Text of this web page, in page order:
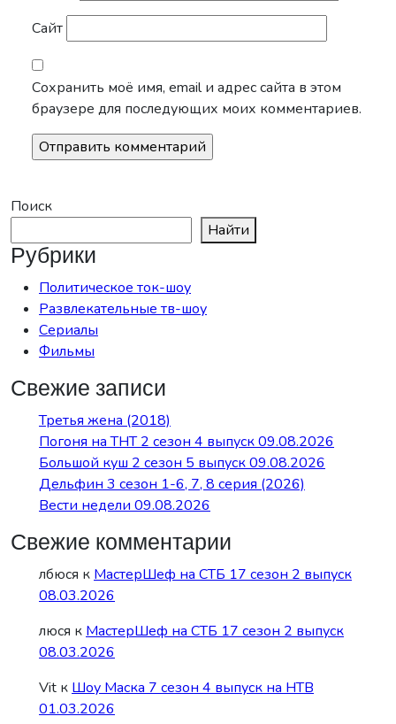
Сайт
Сохранить моё имя, email и адрес сайта в этом
браузере для последующих моих комментариев.
Поиск
Найти
Рубрики
Политическое ток-шоу
Развлекательные тв-шоу
Сериалы
Фильмы
Свежие записи
Третья жена (2018)
Погоня на ТНТ 2 сезон 4 выпуск 09.08.2026
Большой куш 2 сезон 5 выпуск 09.08.2026
Дельфин 3 сезон 1-6, 7, 8 серия (2026)
Вести недели 09.08.2026
Свежие комментарии
лбюся к МастерШеф на СТБ 17 сезон 2 выпуск
08.03.2026
люся к МастерШеф на СТБ 17 сезон 2 выпуск
08.03.2026
Vit к Шоу Маска 7 сезон 4 выпуск на НТВ
01.03.2026